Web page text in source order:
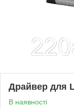
Драйвер для
В наявності